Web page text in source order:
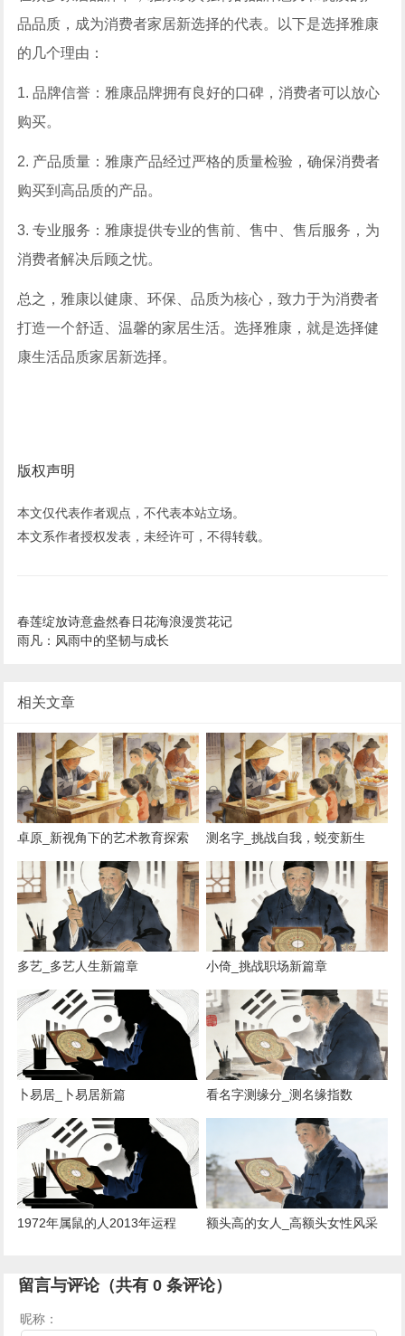
品品质，成为消费者家居新选择的代表。以下是选择雅康
的几个理由：
1. 品牌信誉：雅康品牌拥有良好的口碑，消费者可以放心
购买。
2. 产品质量：雅康产品经过严格的质量检验，确保消费者
购买到高品质的产品。
3. 专业服务：雅康提供专业的售前、售中、售后服务，为
消费者解决后顾之忧。
总之，雅康以健康、环保、品质为核心，致力于为消费者
打造一个舒适、温馨的家居生活。选择雅康，就是选择健
康生活品质家居新选择。
版权声明
本文仅代表作者观点，不代表本站立场。
本文系作者授权发表，未经许可，不得转载。
春莲绽放诗意盎然春日花海浪漫赏花记
雨凡：风雨中的坚韧与成长
相关文章
卓原_新视角下的艺术教育探索 测名字_挑战自我，蜕变新生
多艺_多艺人生新篇章 小倚_挑战职场新篇章
卜易居_卜易居新篇 看名字测缘分_测名缘指数
1972年属鼠的人2013年运程
额头高的女人_高额头女性风采
留言与评论（共有0 条评论）
昵称：